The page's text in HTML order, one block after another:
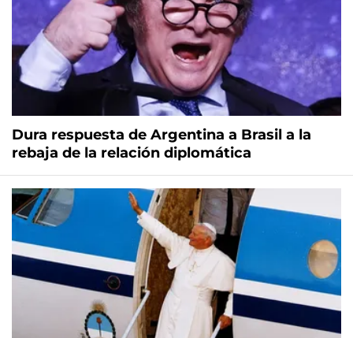
Dura respuesta de Argentina a Brasil a la
rebaja de la relación diplomática